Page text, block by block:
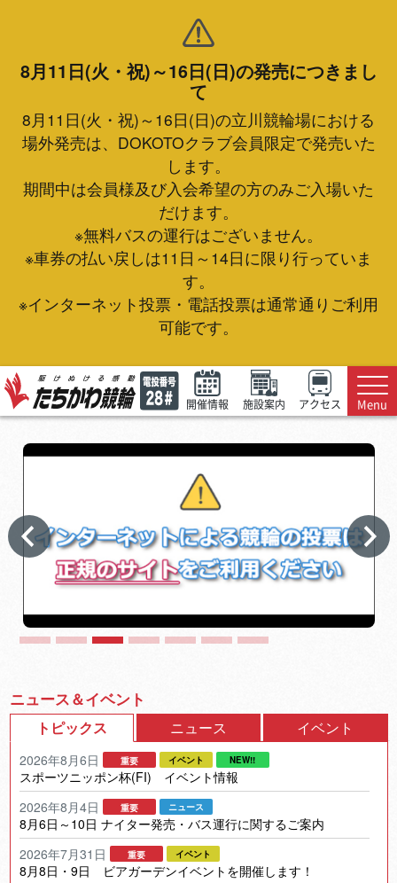
8月11日(火・祝)～16日(日)の発売につきまし
て
8月11日(火・祝)～16日(日)の立川競輪場における
場外発売は、DOKOTOクラブ会員限定で発売いた
します。
期間中は会員様及び入会希望の方のみご入場いた
だけます。
※無料バスの運行はございません。
※車券の払い戻しは11日～14日に限り行っていま
す。
※インターネット投票・電話投票は通常通りご利用
可能です。
開催情報 施設案内 アクセス Menu
ニュース＆イベント
トピックス ニュース イベント
2026年8月6日
スポーツニッポン杯(FI) イベント情報
2026年8月4日
8月6日～10日 ナイター発売・バス運行に関するご案内
2026年7月31日
8月8日・9日 ビアガーデンイベントを開催します！